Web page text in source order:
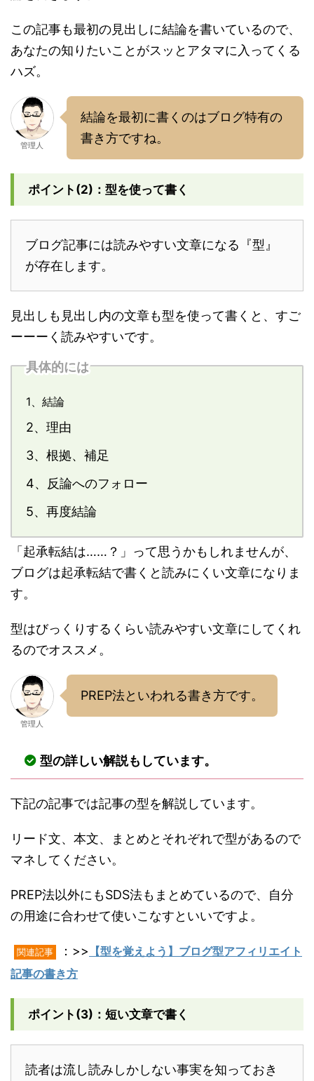
この記事も最初の見出しに結論を書いているので、
あなたの知りたいことがスッとアタマに入ってくる
ハズ。
管理人
結論を最初に書くのはブログ特有の
書き方ですね。
ポイント(2)：型を使って書く
ブログ記事には読みやすい文章になる『型』
が存在します。
見出しも見出し内の文章も型を使って書くと、すご
ーーーく読みやすいです。
具体的には
1、結論
2、理由
3、根拠、補足
4、反論へのフォロー
5、再度結論
「起承転結は……？」って思うかもしれませんが、
ブログは起承転結で書くと読みにくい文章になりま
す。
型はびっくりするくらい読みやすい文章にしてくれ
るのでオススメ。
管理人
PREP法といわれる書き方です。
型の詳しい解説もしています。
下記の記事では記事の型を解説しています。
リード文、本文、まとめとそれぞれで型があるので
マネしてください。
PREP法以外にもSDS法もまとめているので、自分
の用途に合わせて使いこなすといいですよ。
関連記事 ：>> 【型を覚えよう】ブログ型アフィリエイト
記事の書き方
ポイント(3)：短い文章で書く
読者は流し読みしかしない事実を知っておき